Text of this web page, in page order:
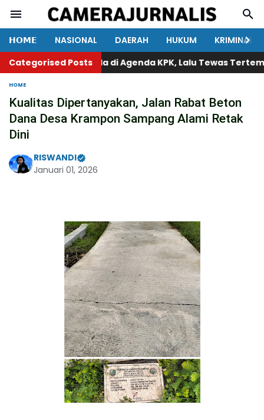
𝗛𝗢𝗠𝗘 NASIONAL DAERAH HUKUM
KRIMINAL
Categorised Posts
Nama Winda di Agenda KPK, Lalu Tewas
HOME
Kualitas Dipertanyakan, Jalan Rabat Beton
Dana Desa Krampon Sampang Alami Retak
Dini
RISWANDI
Januari 01, 2026